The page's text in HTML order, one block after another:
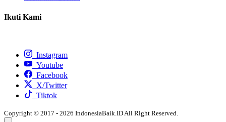
Ikuti Kami
Instagram
Youtube
Facebook
X/Twitter
Tiktok
Copyright © 2017 - 2026 IndonesiaBaik.ID All Right Reserved.